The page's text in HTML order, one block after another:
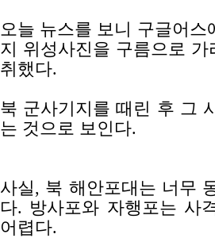
오늘 뉴스를 보니 구글어
지 위성사진을 구름으로
취했다.
북 군사기지를 때린 후 그
는 것으로 보인다.
사실, 북 해안포대는 너무
다. 방사포와 자행포는 사
어렵다.